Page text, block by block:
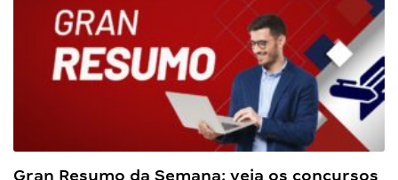
Gran Resumo da Semana: veja os concursos